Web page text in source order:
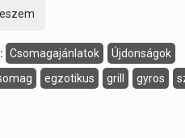
Csomagajánlatok
Újdonságok
egzotikus grill gyros